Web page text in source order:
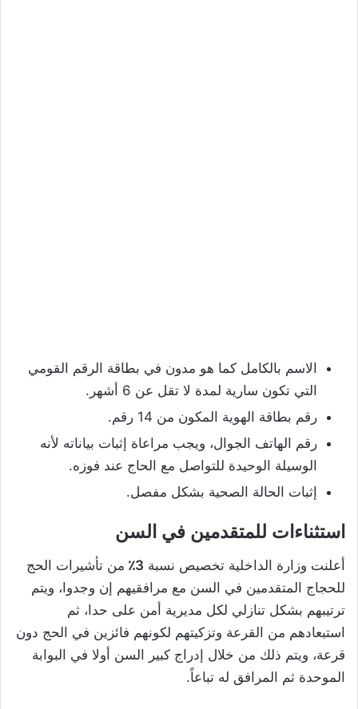
الاسم بالكامل كما هو مدون في بطاقة الرقم القومي
التي تكون سارية لمدة لا تقل عن 6 أشهر.
رقم بطاقة الهوية المكون من 14 رقم.
رقم الهاتف الجوال، ويجب مراعاة إثبات بياناته لأنه
الوسيلة الوحيدة للتواصل مع الحاج عند فوزه.
إثبات الحالة الصحية بشكل مفصل.
استثناءات للمتقدمين في السن
أعلنت وزارة الداخلية تخصيص نسبة 3٪
من تأشيرات الحج
للحجاج المتقدمين في السن مع مرافقيهم إن وجدوا، ويتم
ترتيبهم بشكل تنازلي لكل مديرية أمن على حدا، ثم
استبعادهم من القرعة وتزكيتهم لكونهم فائزين في الحج دون
قرعة، ويتم ذلك من خلال إدراج كبير السن أولا في البوابة
الموحدة ثم المرافق له تباعاً.